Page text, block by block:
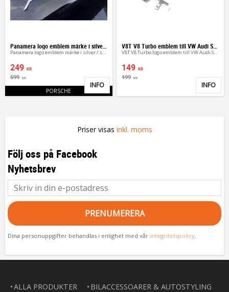
Panamera logo emblem märke i silver / svart
249 KR
599 KR
PORSCHE Lägg till i favoriter
INFO
V8T V8 Turbo logo emblem till VW Audi Skoda
149 KR
199 KR
INFO
Priser visas inkl. moms
Följ oss på Facebook
Nyhetsbrev
PRENUMERERA
Dina personuppgifter behandlas i enlighet med vår integritetspolicy
ALLA PRODUKTER
BILACCESSOARER & AUTOSTYLING